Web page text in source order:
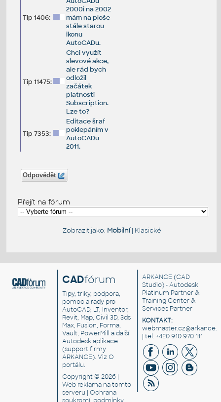
Tip 1406:
2000i na 2002
mám na ploše
stále starou
ikonu
AutoCADu.
Tip 11475:
Chci využít
slevové akce,
ale rád bych
odložil
začátek
platnosti
Subscription.
Lze to?
Tip 7353:
Editace šraf
poklepáním v
AutoCADu
2011.
Odpovědět
Přejít na fórum
Zobrazit jako: Mobilní| Klasické
CADfórum
Tipy, triky, podpora,
pomoc a rady pro
AutoCAD, LT, Inventor,
Revit, Map, Civil 3D, 3ds
Max, Fusion, Forma,
Vault, PowerMill a další
Autodesk aplikace
(support firmy
ARKANCE). VizO
portálu.
Copyright © 2026 |
Web reklama na tomto
serveru |Ochrana
soukromí, podmínky
ARKANCE (CAD
Studio) - Autodesk
Platinum Partner &
Training Center &
Services Partner
KONTAKT:
| tel. +420 910 970 111